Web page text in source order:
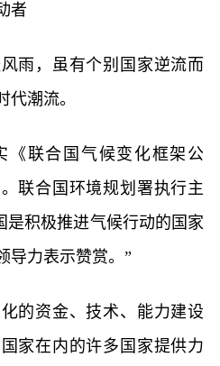
者
，虽有个别国家逆流而
代潮流。
联合国气候变化框架公
联合国环境规划署执行主
是积极推进气候行动的国家
力表示赞赏。”
资金、技术、能力建设
家在内的许多国家提供力